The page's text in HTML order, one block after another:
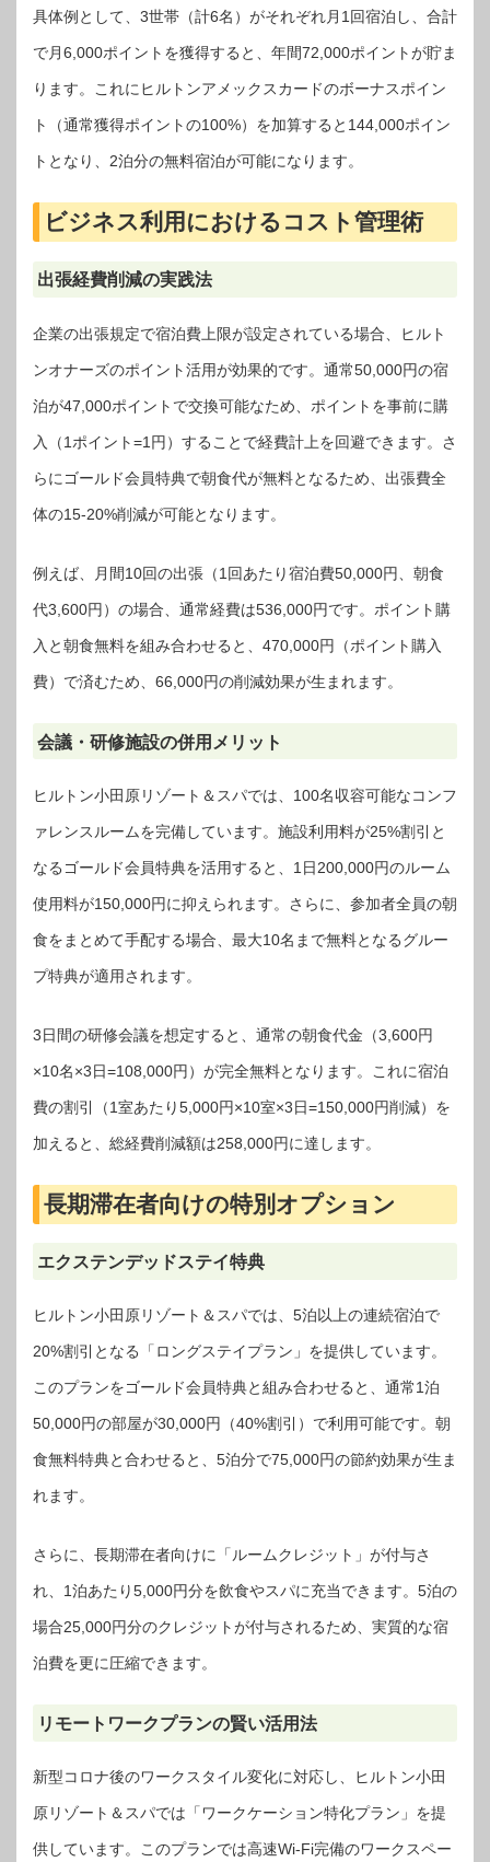
具体例として、3世帯（計6名）がそれぞれ月1回宿泊し、合計
で月6,000ポイントを獲得すると、年間72,000ポイントが貯ま
ります。これにヒルトンアメックスカードのボーナスポイン
ト（通常獲得ポイントの100%）を加算すると144,000ポイン
トとなり、2泊分の無料宿泊が可能になります。
ビジネス利用におけるコスト管理術
出張経費削減の実践法
企業の出張規定で宿泊費上限が設定されている場合、ヒルト
ンオナーズのポイント活用が効果的です。通常50,000円の宿
泊が47,000ポイントで交換可能なため、ポイントを事前に購
入（1ポイント=1円）することで経費計上を回避できます。さ
らにゴールド会員特典で朝食代が無料となるため、出張費全
体の15-20%削減が可能となります。
例えば、月間10回の出張（1回あたり宿泊費50,000円、朝食
代3,600円）の場合、通常経費は536,000円です。ポイント購
入と朝食無料を組み合わせると、470,000円（ポイント購入
費）で済むため、66,000円の削減効果が生まれます。
会議・研修施設の併用メリット
ヒルトン小田原リゾート＆スパでは、100名収容可能なコンフ
ァレンスルームを完備しています。施設利用料が25%割引と
なるゴールド会員特典を活用すると、1日200,000円のルーム
使用料が150,000円に抑えられます。さらに、参加者全員の朝
食をまとめて手配する場合、最大10名まで無料となるグルー
プ特典が適用されます。
3日間の研修会議を想定すると、通常の朝食代金（3,600円
×10名×3日=108,000円）が完全無料となります。これに宿泊
費の割引（1室あたり5,000円×10室×3日=150,000円削減）を
加えると、総経費削減額は258,000円に達します。
長期滞在者向けの特別オプション
エクステンデッドステイ特典
ヒルトン小田原リゾート＆スパでは、5泊以上の連続宿泊で
20%割引となる「ロングステイプラン」を提供しています。
このプランをゴールド会員特典と組み合わせると、通常1泊
50,000円の部屋が30,000円（40%割引）で利用可能です。朝
食無料特典と合わせると、5泊分で75,000円の節約効果が生ま
れます。
さらに、長期滞在者向けに「ルームクレジット」が付与さ
れ、1泊あたり5,000円分を飲食やスパに充当できます。5泊の
場合25,000円分のクレジットが付与されるため、実質的な宿
泊費を更に圧縮できます。
リモートワークプランの賢い活用法
新型コロナ後のワークスタイル変化に対応し、ヒルトン小田
原リゾート＆スパでは「ワークケーション特化プラン」を提
供しています。このプランでは高速Wi-Fi完備のワークスペー